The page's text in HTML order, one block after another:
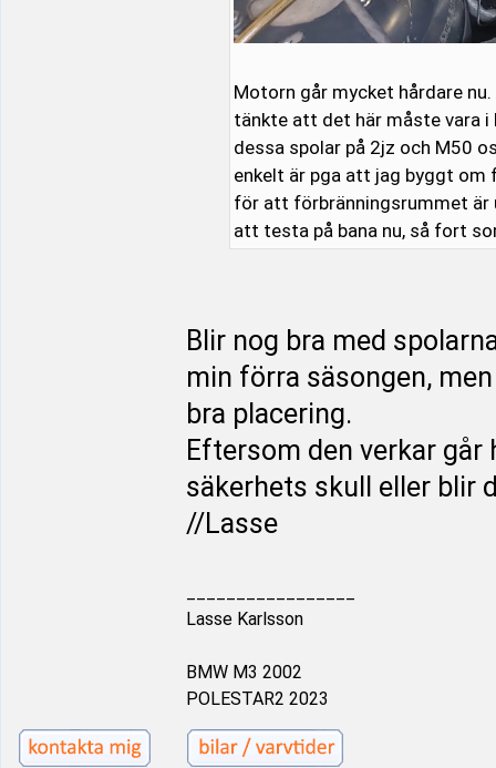
Motorn går mycket hårdare
tänkte att det här måste vara
dessa spolar på 2jz och M50
enkelt är pga att jag byggt om
för att förbränningsrummet
att testa på bana nu, så fort
Blir nog bra med
min förra säsongen,
bra placering.
Eftersom den verkar
säkerhets skull eller blir
//Lasse
Lasse Karlsson
BMW M3 2002
POLESTAR2 2023